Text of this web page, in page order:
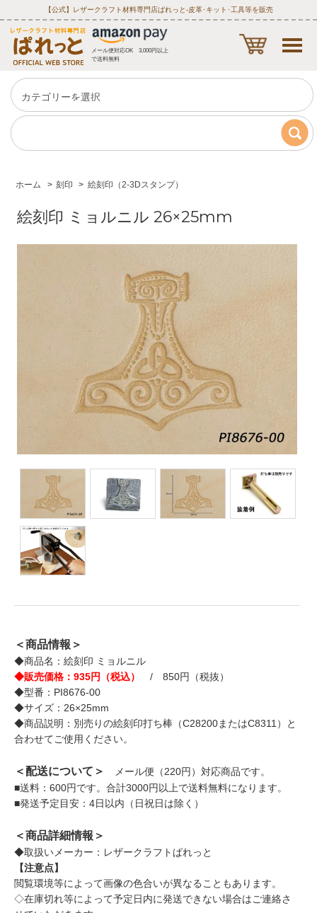
【公式】レザークラフト材料専門店ぱれっと‐皮革･キット･工具等を販売
メール便対応OK 3,000円以上
で送料無料
ホーム > 刻印 > 絵刻印（2-3Dスタンプ）
絵刻印 ミョルニル 26×25mm
＜商品情報＞
◆商品名：絵刻印 ミョルニル
◆販売価格：935円（税込）
/ 850円（税抜）
◆型番：PI8676-00
◆サイズ：26×25mm
◆商品説明：別売りの絵刻印打ち棒（C28200またはC8311）と
合わせてご使用ください。
＜配送について＞
メール便（220円）対応商品です。
■送料：600円です。合計3000円以上で送料無料になります。
■発送予定目安：4日以内（日祝日は除く）
＜商品詳細情報＞
◆取扱いメーカー：レザークラフトぱれっと
【注意点】
閲覧環境等によって画像の色合いが異なることもあります。
◇在庫切れ等によって予定日内に発送できない場合はご連絡さ